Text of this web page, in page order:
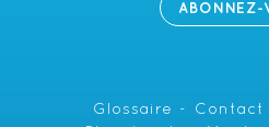
ABONNEZ-
Glossaire Contact